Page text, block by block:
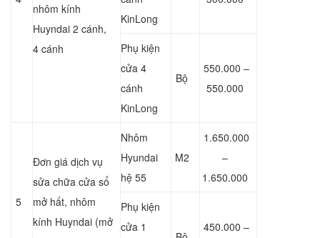
nhôm kính
Huyndai 2 cánh,
4 cánh
KinLong
Phụ kiện
cửa 4
cánh
KinLong
Bộ
550.000 –
550.000
5
Đơn giá dịch vụ
sửa chữa cửa sổ
mở hất, nhôm
kính Huyndai (mở
Nhôm
Hyundai
hệ 55
M2
1.650.000
–
1.650.000
Phụ kiện
cửa 1
450.000 –